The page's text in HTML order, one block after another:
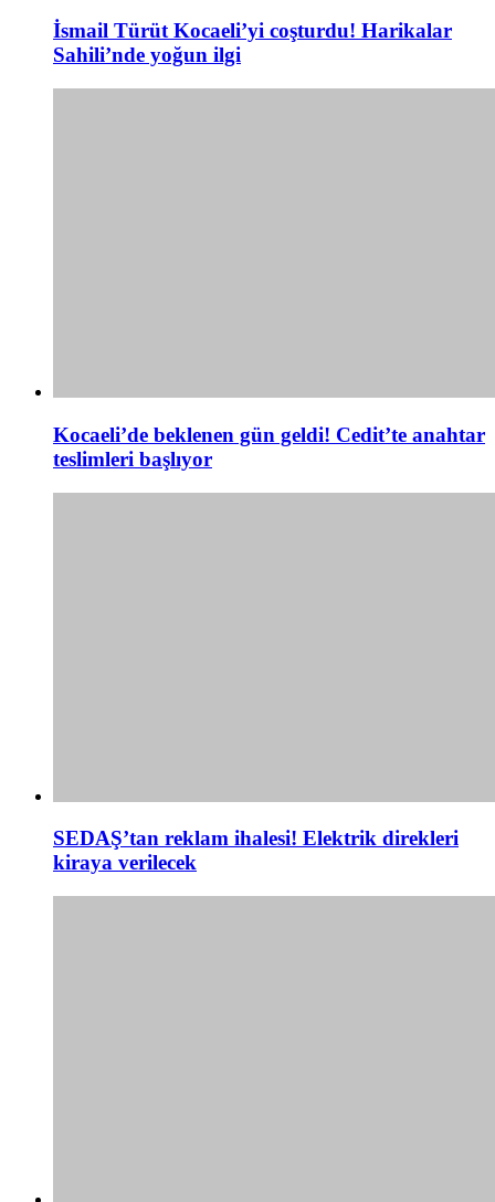
İsmail Türüt Kocaeli’yi coşturdu! Harikalar
Sahili’nde yoğun ilgi
Kocaeli’de beklenen gün geldi! Cedit’te anahtar
teslimleri başlıyor
SEDAŞ’tan reklam ihalesi! Elektrik direkleri
kiraya verilecek